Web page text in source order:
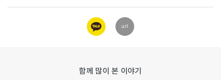
카카오
링크
url
함께 많이 본 이야기